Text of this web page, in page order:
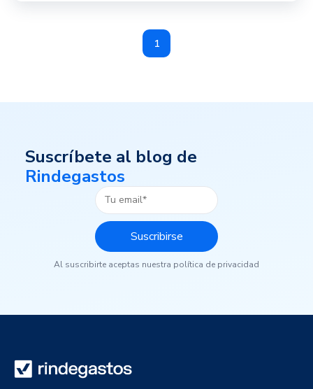
1
Suscríbete al blog de
Rindegastos
Al suscribirte aceptas nuestra política de privacidad